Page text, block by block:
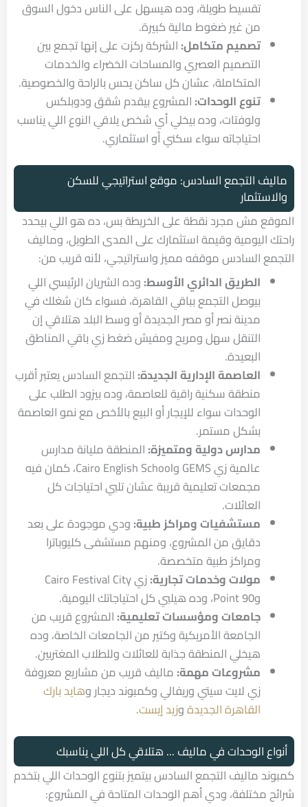
تقسيط طويلة، وده هيسهل على الناس دخول السوق
من غير ضغوط مالية كبيرة.
تصميم متكامل: الشركة ركزت على إنها تجمع بين
التصميم العصري والمساحات الخضراء والخدمات
المتكاملة، عشان كل ساكن يحس بالراحة والخصوصية.
تنوع الوحدات: المشروع بيقدم شقق ودوبلكس
ولوفتات، وده بيخلي أي شخص يلاقي النوع اللي يناسب
احتياجاته سواء سكني أو استثماري.
ماليف التجمع السادس: موقع استراتيجي للسكن
والاستثمار
الموقع مش مجرد نقطة على الخريطة بس، ده هو اللي بيحدد
راحتك اليومية وقيمة استثمارك على المدى الطويل، وماليف
التجمع السادس موقفه مميز واستراتيجي، لأنه قريب من:
الطريق الدائري الأوسط: وده الشريان الرئيسي اللي
بيوصل التجمع بباقي القاهرة، فسواء كان شغلك في
مدينة نصر أو مصر الجديدة أو وسط البلد هتلاقي إن
التنقل سهل ومريح ومفيش ضغط زي باقي المناطق
البعيدة.
العاصمة الإدارية الجديدة: التجمع السادس يعتبر أقرب
منطقة سكنية راقية للعاصمة، وده بيزود الطلب على
الوحدات سواء للإيجار أو البيع بالأخص مع نمو العاصمة
بشكل مستمر.
مدارس دولية ومتميزة: المنطقة مليانة مدارس
عالمية زي GEMS وCairo English School، كمان فيه
مجمعات تعليمية قريبة عشان تلبي احتياجات كل
العائلات.
مستشفيات ومراكز طبية: ودي موجودة على بعد
دقايق من المشروع، ومنهم مستشفى كليوباترا
ومراكز طبية متخصصة.
مولات وخدمات تجارية:
زي Cairo Festival City
وPoint 90، وده هيلبي كل احتياجاتك اليومية.
جامعات ومؤسسات تعليمية: المشروع قريب من
الجامعة الأمريكية وكتير من الجامعات الخاصة، وده
هيخلي المنطقة جذابة للعائلات وللطلاب المغتربين.
مشروعات مهمة: ماليف قريب من مشاريع معروفة
زيلايت سيتي وريفالي وكمبوند ديجاروهايد بارك
القاهرة الجديدةوزيد إيست.
أنواع الوحدات في ماليف ... هتلاقي كل اللي يناسبك
كمبوند ماليف التجمع السادس بيتميز بتنوع الوحدات اللي بتخدم
شرائح مختلفة، ودي أهم الوحدات المتاحة في المشروع: